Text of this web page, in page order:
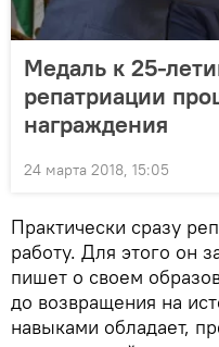
Медаль к 25-
репатриации
награждения
24 марта 2018, 15:05
Практически сразу
работу. Для этого он
пишет о своем
до возвращения на
навыками обладает,